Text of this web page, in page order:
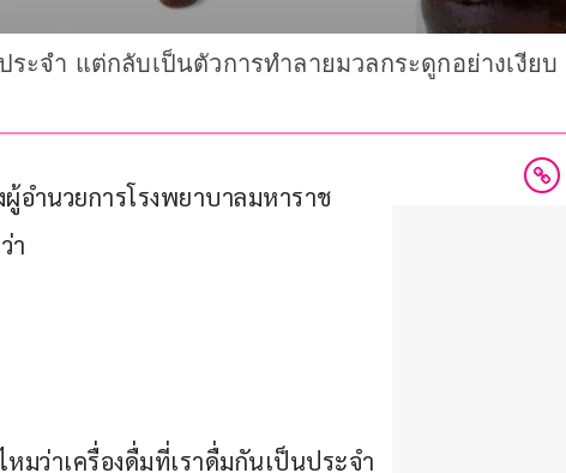
ะจำ แต่กลับเป็นตัวการทำลายมวลกระดูกอย่างเงีย
อำนวยการโรงพยาบาลมหาราช
า
ว่าเครื่องดื่มที่เราดื่มกันเป็นประจำ